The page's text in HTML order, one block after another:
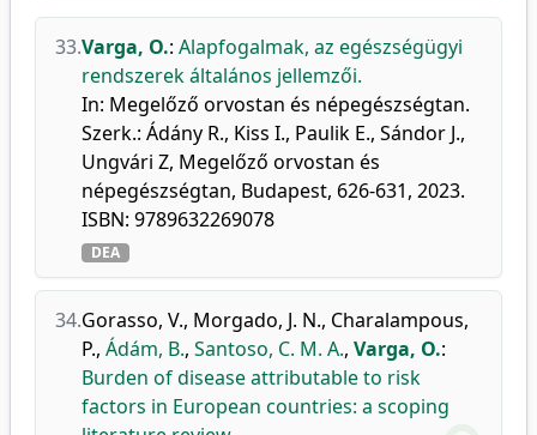
33.Varga, O.: Alapfogalmak, az egészségügyi
rendszerek általános jellemzői.
In: Megelőző orvostan és népegészségtan.
Szerk.: Ádány R., Kiss I., Paulik E., Sándor J.,
Ungvári Z, Megelőző orvostan és
népegészségtan, Budapest, 626-631, 2023.
ISBN: 9789632269078
DEA
34.Gorasso, V., Morgado, J. N., Charalampous,
P., Ádám, B., Santoso, C. M. A., Varga, O.:
Burden of disease attributable to risk
factors in European countries: a scoping